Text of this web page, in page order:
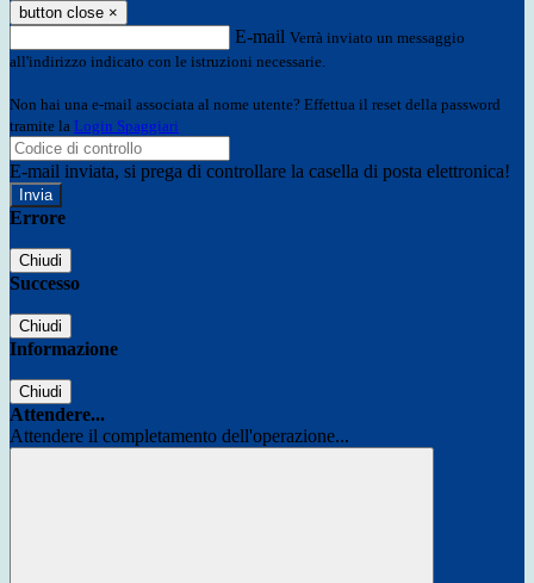
button close ×
E-mail Verrà inviato un messaggio
all'indirizzo indicato con le istruzioni necessarie.
Non hai una e-mail associata al nome utente? Effettua il reset della password
tramite la Login Spaggiari
E-mail inviata, si prega di controllare la casella di posta elettronica!
Errore
Chiudi
Successo
Chiudi
Informazione
Chiudi
Attendere...
Attendere il completamento dell'operazione...